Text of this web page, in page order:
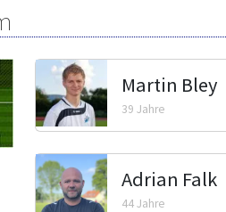
Martin Bley
39 Jahre
Adrian Falk
44 Jahre